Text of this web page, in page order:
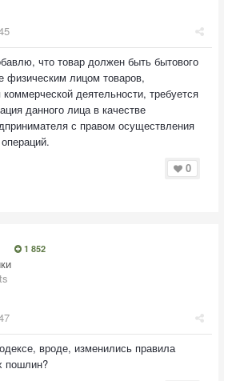
что товар должен быть бытового
физическим лицом товаров,
деятельности, требуется
данного лица в качестве
с правом осуществления
0
1 852
вроде, изменились правила
пошлин?